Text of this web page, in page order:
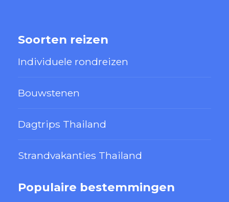
Soorten reizen
Individuele rondreizen
Bouwstenen
Dagtrips Thailand
Strandvakanties Thailand
Populaire bestemmingen